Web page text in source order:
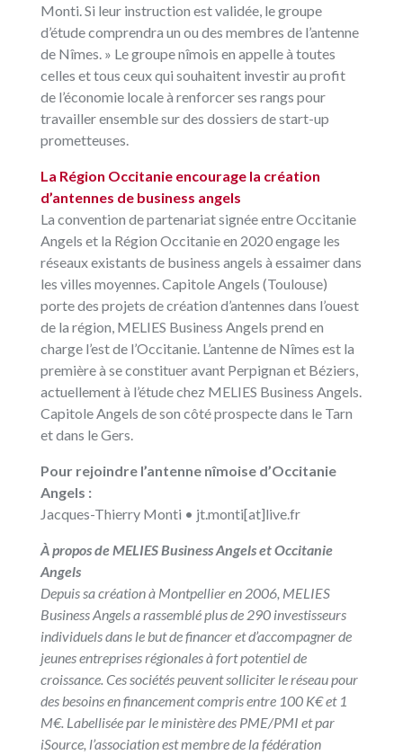
Monti. Si leur instruction est validée, le groupe
d’étude comprendra un ou des membres de l’antenne
de Nîmes. » Le groupe nîmois en appelle à toutes
celles et tous ceux qui souhaitent investir au profit
de l’économie locale à renforcer ses rangs pour
travailler ensemble sur des dossiers de start-up
prometteuses.
La Région Occitanie encourage la création
d’antennes de business angels
La convention de partenariat signée entre Occitanie
Angels et la Région Occitanie en 2020 engage les
réseaux existants de business angels à essaimer dans
les villes moyennes. Capitole Angels (Toulouse)
porte des projets de création d’antennes dans l’ouest
de la région, MELIES Business Angels prend en
charge l’est de l’Occitanie. L’antenne de Nîmes est la
première à se constituer avant Perpignan et Béziers,
actuellement à l’étude chez MELIES Business Angels.
Capitole Angels de son côté prospecte dans le Tarn
et dans le Gers.
Pour rejoindre l’antenne nîmoise d’Occitanie
Angels :
Jacques-Thierry Monti • jt.monti[at]live.fr
À propos de MELIES Business Angels et Occitanie
Angels
Depuis sa création à Montpellier en 2006, MELIES
Business Angels a rassemblé plus de 290 investisseurs
individuels dans le but de financer et d’accompagner de
jeunes entreprises régionales à fort potentiel de
croissance. Ces sociétés peuvent solliciter le réseau pour
des besoins en financement compris entre 100 K€ et 1
M€. Labellisée par le ministère des PME/PMI et par
iSource, l’association est membre de la fédération